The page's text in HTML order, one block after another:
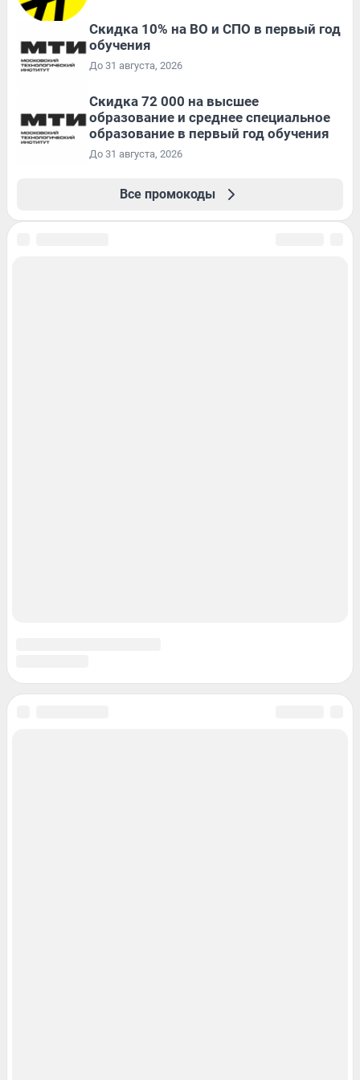
Скидка 10% на ВО и СПО в первый год
обучения
До 31 августа, 2026
Скидка 72 000 на высшее
образование и среднее специальное
образование в первый год обучения
До 31 августа, 2026
Все промокоды